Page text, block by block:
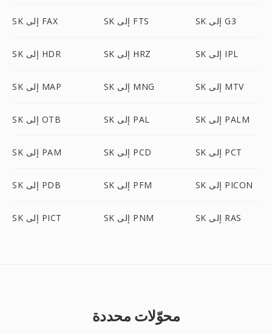
SK إلى FAX SK إلى FTS SK إلى G3
SK إلى HDR SK إلى HRZ SK إلى IPL
SK إلى MAP SK إلى MNG SK إلى MTV
SK إلى OTB SK إلى PAL SK إلى PALM
SK إلى PAM SK إلى PCD SK إلى PCT
SK إلى PDB SK إلى PFM SK إلى PICON
SK إلى PICT SK إلى PNM SK إلى RAS
محوّلات محددة